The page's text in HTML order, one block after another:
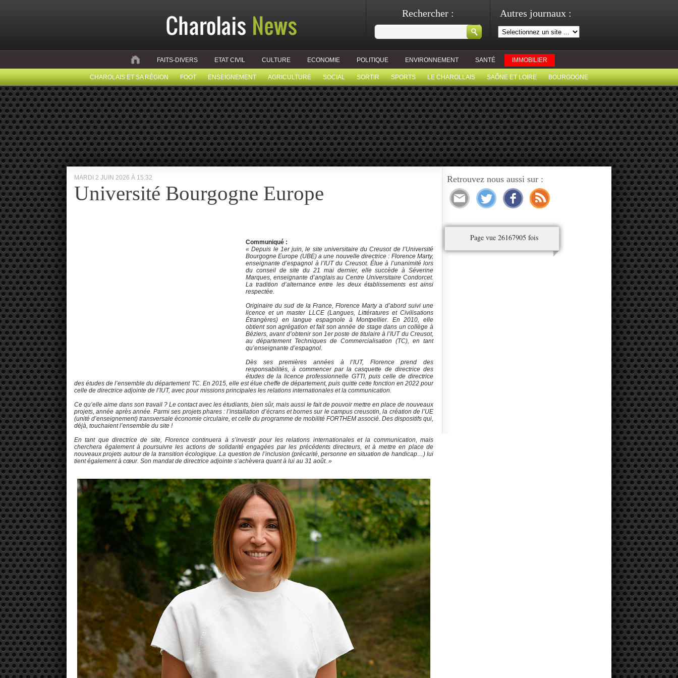
Autres journaux :
Rechercher :
FAITS-DIVERS ETAT CIVIL CULTURE ECONOMIE POLITIQUE ENVIRONNEMENT SANTÉ IMMOBILIER
CHAROLAIS ET SA RÉGION FOOT ENSEIGNEMENT AGRICULTURE SOCIAL SORTIR SPORTS LE CHAROLLAIS SAÔNE ET LOIRE BOURGOGNE
MARDI 2 JUIN 2026 À 15:32
Université Bourgogne Europe
Communiqué :
« Depuis le 1er juin, le site universitaire du Creusot de l’Université
Bourgogne Europe (UBE) a une nouvelle directrice : Florence Marty,
enseignante d’espagnol à l’IUT du Creusot. Élue à l’unanimité lors
du conseil de site du 21 mai dernier, elle succède à Séverine
Marques, enseignante d’anglais au Centre Universitaire Condorcet.
La tradition d’alternance entre les deux établissements est ainsi
respectée.
Originaire du sud de la France, Florence Marty a d’abord suivi une
licence et un master LLCE (Langues, Littératures et Civilisations
Étrangères) en langue espagnole à Montpellier. En 2010, elle
obtient son agrégation et fait son année de stage dans un collège à
Béziers, avant d’obtenir son 1er poste de titulaire à l’IUT du Creusot,
au département Techniques de Commercialisation (TC), en tant
qu’enseignante d’espagnol.
Dès ses premières années à l’IUT, Florence prend des
responsabilités, à commencer par la casquette de directrice des
études de la licence professionnelle GTTI, puis celle de directrice
des études de l’ensemble du département TC. En 2015, elle est élue cheffe de département, puis quitte cette fonction en 2022 pour
celle de directrice adjointe de l’IUT, avec pour missions principales les relations internationales et la communication.
Ce qu’elle aime dans son travail ? Le contact avec les étudiants, bien sûr, mais aussi le fait de pouvoir mettre en place de nouveaux
projets, année après année. Parmi ses projets phares : l’installation d’écrans et bornes sur le campus creusotin, la création de l’UE
(unité d’enseignement) transversale économie circulaire, et celle du programme de mobilité FORTHEM associé. Des dispositifs qui,
déjà, touchaient l’ensemble du site !
En tant que directrice de site, Florence continuera à s’investir pour les relations internationales et la communication, mais
cherchera également à poursuivre les actions de solidarité engagées par les précédents directeurs, et à mettre en place de
nouveaux projets autour de la transition écologique. La question de l’inclusion (précarité, personne en situation de handicap…) lui
tient également à cœur. Son mandat de directrice adjointe s’achèvera quant à lui au 31 août. »
Retrouvez nous aussi sur :
Page vue 26167905 fois